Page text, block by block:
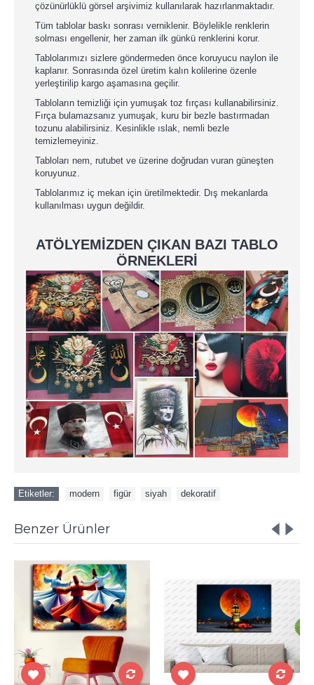
çözünürlüklü görsel arşivimiz kullanılarak hazırlanmaktadır.
Tüm tablolar baskı sonrası verniklenir. Böylelikle renklerin
solması engellenir, her zaman ilk günkü renklerini korur.
Tablolarımızı sizlere göndermeden önce koruyucu naylon ile
kaplanır. Sonrasında özel üretim kalın kolilerine özenle
yerleştirilip kargo aşamasına geçilir.
Tabloların temizliği için yumuşak toz fırçası kullanabilirsiniz.
Fırça bulamazsanız yumuşak, kuru bir bezle bastırmadan
tozunu alabilirsiniz. Kesinlikle ıslak, nemli bezle
temizlemeyiniz.
Tabloları nem, rutubet ve üzerine doğrudan vuran güneşten
koruyunuz.
Tablolarımız iç mekan için üretilmektedir. Dış mekanlarda
kullanılması uygun değildir.
ATÖLYEMİZDEN ÇIKAN BAZI TABLO
ÖRNEKLERİ
Etiketler: modern figür siyah dekoratif
Benzer Ürünler